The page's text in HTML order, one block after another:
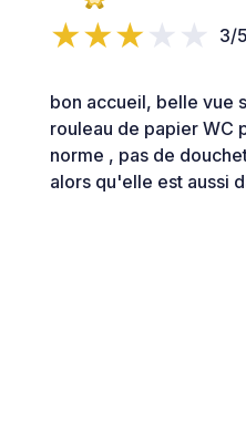
3/5
bon accueil, belle vue
rouleau de papier WC
norme , pas de
alors qu'elle est aussi